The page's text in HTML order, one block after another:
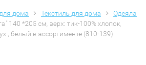
дома Текстиль для дома
Одеяла
140 *205 см, верх: тик-100% хлопок,
, белый в ассортименте (810-139)